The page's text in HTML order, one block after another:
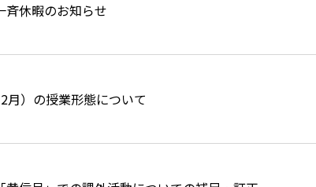
斉休暇のお知らせ
月）の授業形態について